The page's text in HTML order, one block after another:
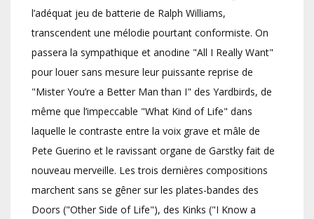
l’adéquat jeu de batterie de Ralph Williams,
transcendent une mélodie pourtant conformiste. On
passera la sympathique et anodine "All I Really Want"
pour louer sans mesure leur puissante reprise de
"Mister You’re a Better Man than I" des Yardbirds, de
même que l’impeccable "What Kind of Life" dans
laquelle le contraste entre la voix grave et mâle de
Pete Guerino et le ravissant organe de Garstky fait de
nouveau merveille. Les trois dernières compositions
marchent sans se gêner sur les plates-bandes des
Doors ("Other Side of Life"), des Kinks ("I Know a